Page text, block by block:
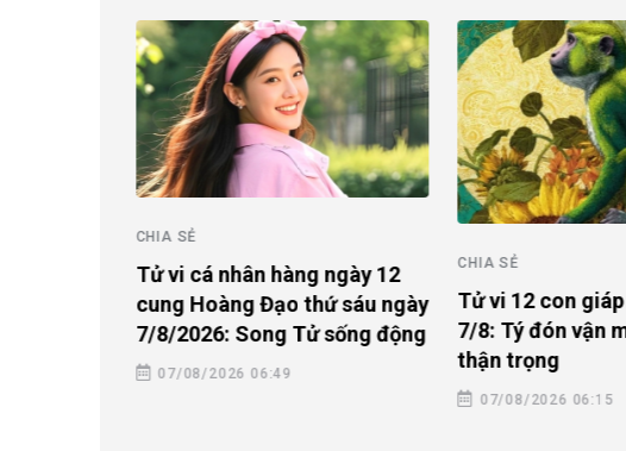
CHIA SẺ
Tử vi cá nhân hàng ngày 12
cung Hoàng Đạo thứ sáu ngày
7/8/2026: Song Tử sống động
07/08/2026 06:49
CHIA SẺ
Tử vi 12 con
7/8: Tý đón vận
thận trọng
07/08/2026 06:15